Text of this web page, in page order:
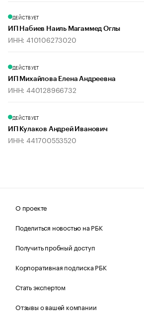
ДЕЙСТВУЕТ
ИП Набиев Наиль Магаммед Оглы
ИНН: 410106273020
ДЕЙСТВУЕТ
ИП Михайлова Елена Андреевна
ИНН: 440128966732
ДЕЙСТВУЕТ
ИП Кулаков Андрей Иванович
ИНН: 441700553520
О проекте
Поделиться новостью на РБК
Получить пробный доступ
Корпоративная подписка РБК
Стать экспертом
Отзывы о вашей компании